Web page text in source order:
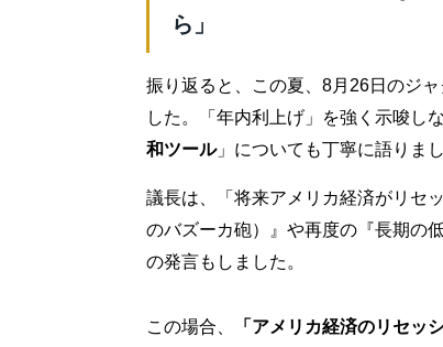
ら」
振り返ると、この夏、8月26日のジ
した。「年内利上げ」を強く示唆し
和ツール」についても丁寧に語りまし
議長は、「将来アメリカ経済がリセ
のバズーカ砲）』や再度の『長期の
の発言もしました。
この場合、
「アメリカ経済のリセッ